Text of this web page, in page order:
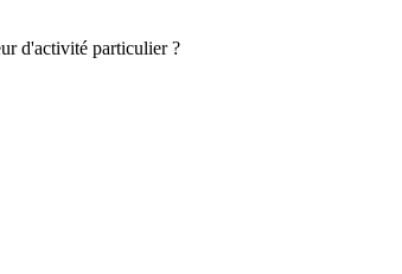
d'activité particulier ?